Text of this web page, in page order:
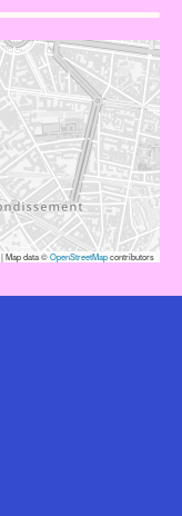
|Map data ©OpenStreetMapcontributors